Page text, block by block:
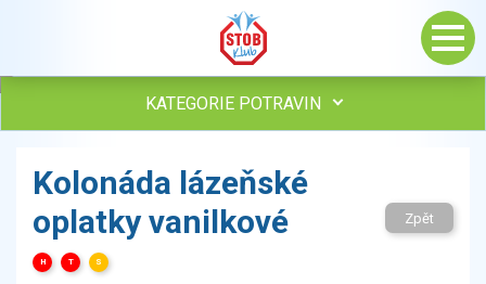
KATEGORIE POTRAVIN
Vejce
Mléko
Mléčné výrobky
Sýry
Kolonáda lázeňské
oplatky vanilkové
H T S
Zpět